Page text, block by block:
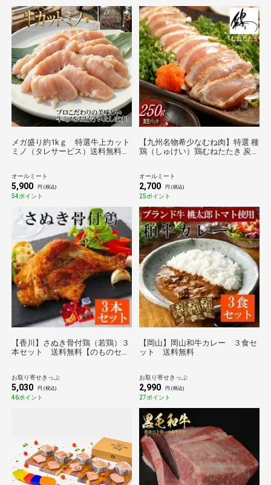
メガ盛り約1kｇ 特選牛上カット
ミノ（タレサービス）送料無料
オールミート
5,900 円 (税込)
54ポイント
【九州名物希少なむね肉】特選 種
鶏（しゅけい）鶏むねたたき 炭火
オールミート
2,700 円 (税込)
25ポイント
【香川】さぬき骨付鶏（若鶏）３
本セット 送料無料【のものセレ
お取り寄せきっぷ
5,030 円 (税込)
46ポイント
【岡山】岡山和牛カレー ３食セ
ット 送料無料
お取り寄せきっぷ
2,990 円 (税込)
27ポイント